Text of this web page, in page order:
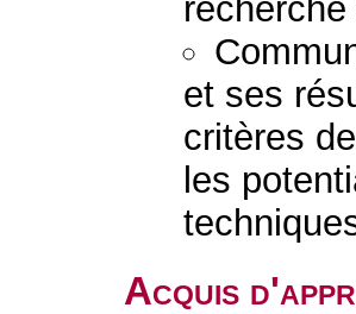
et ses
critères
les
Acquis